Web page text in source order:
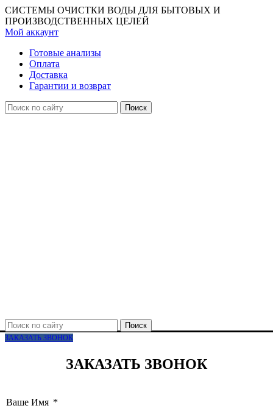
СИСТЕМЫ ОЧИСТКИ ВОДЫ ДЛЯ БЫТОВЫХ И
ПРОИЗВОДСТВЕННЫХ ЦЕЛЕЙ
Мой аккаунт
Готовые анализы
Оплата
Доставка
Гарантии и возврат
Поиск
Поиск
ЗАКАЗАТЬ ЗВОНОК
ЗАКАЗАТЬ ЗВОНОК
Ваше Имя